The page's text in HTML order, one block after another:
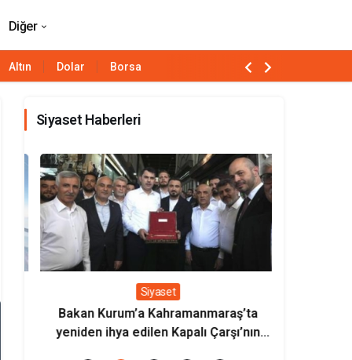
Diğer
Altın Dolar Borsa
Siyaset Haberleri
Siyaset
Bakan Kurum’a Kahramanmaraş’ta
yeniden ihya edilen Kapalı Çarşı’nın